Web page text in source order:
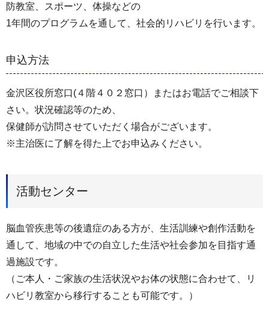
防教室、スポーツ、体操などの
1年間のプログラムを通して、社会的リハビリを行います。
申込方法
金沢区役所窓口(４階４０２窓口）またはお電話でご相談下
さい。状況確認等のため、
保健師が訪問させていただく場合がございます。
※主治医に了解を得た上でお申込みください。
活動センター
脳血管疾患等の後遺症のある方が、生活訓練や創作活動を
通して、地域の中での自立した生活や社会参加を目指す通
過施設です。
（ご本人・ご家族の生活状況やお体の状態に合わせて、リ
ハビリ教室から移行することも可能です。）